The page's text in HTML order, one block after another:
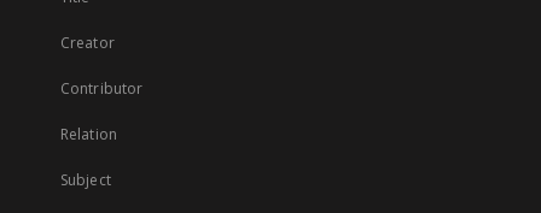
Creator
Contributor
Relation
Subject